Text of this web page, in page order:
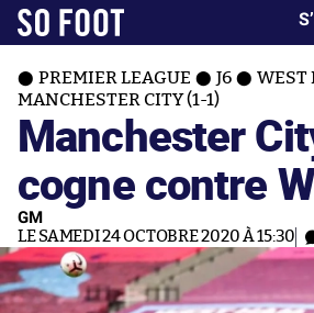
PREMIER LEAGUE J6
WEST
MANCHESTER CITY (1-1)
Manchester
cogne contre
GM
LE SAMEDI 24 OCTOBRE 2020 À 15:30